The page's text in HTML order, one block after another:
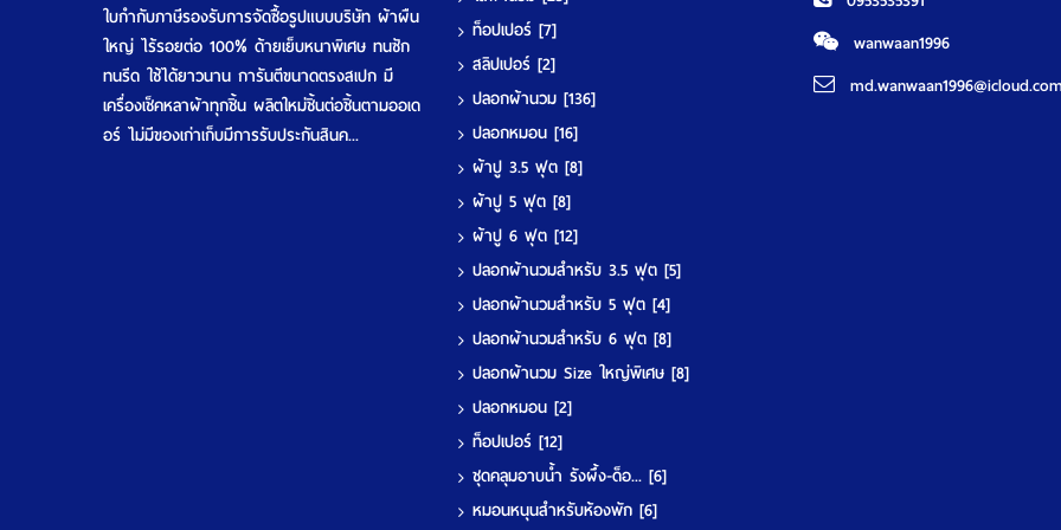
ใบกำกับภาษีรองรับการจัดซื้อรูปแบบบริษัท ผ้าผืน
ใหญ่ ไร้รอยต่อ 100% ด้ายเย็บหนาพิเศษ ทนซัก
ทนรีด ใช้ได้ยาวนาน การันตีขนาดตรงสเปก มี
เครื่องเช็คหลาผ้าทุกชิ้น ผลิตใหม่ชิ้นต่อชิ้นตามออเด
อร์ ไม่มีของเก่าเก็บมีการรับประกันสินค...
ท็อปเปอร์ [7]
สลิปเปอร์ [2]
ปลอกผ้านวม [136]
ปลอกหมอน [16]
ผ้าปู 3.5 ฟุต [8]
ผ้าปู 5 ฟุต [8]
ผ้าปู 6 ฟุต [12]
ปลอกผ้านวมสำหรับ 3.5 ฟุต [5]
ปลอกผ้านวมสำหรับ 5 ฟุต [4]
ปลอกผ้านวมสำหรับ 6 ฟุต [8]
ปลอกผ้านวม Size ใหญ่พิเศษ [8]
ปลอกหมอน [2]
ท็อปเปอร์ [12]
ชุดคลุมอาบน้ำ รังผึ้ง-ด็อ... [6]
หมอนหนุนสำหรับห้องพัก [6]
wanwaan1996